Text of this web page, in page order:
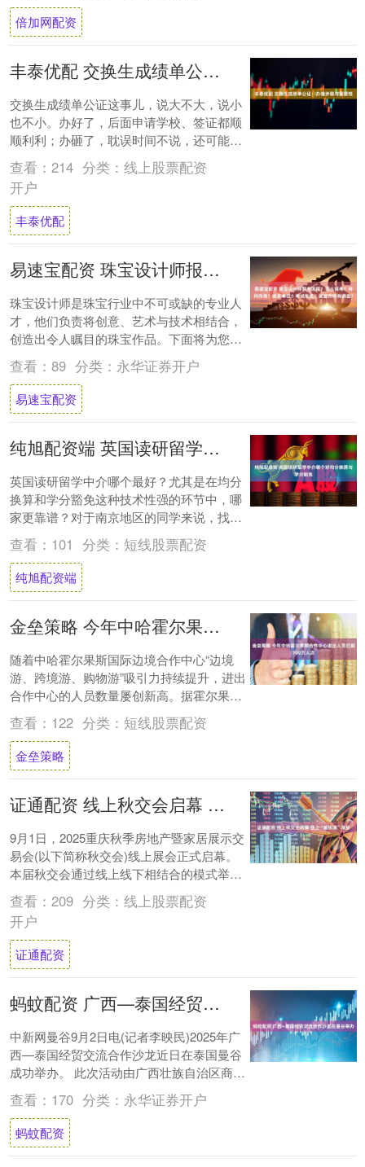
倍加网配资
丰泰优配 交换生成绩单公证：办理步骤与重要性
交换生成绩单公证这事儿，说大不大，说小
也不小。办好了，后面申请学校、签证都顺
顺利利；办砸了，耽误时间不说，还可能影
响整个留学计划。别等到最后一刻才手忙脚
乱，提前....
查看： 214 分类： 线上股票配资
开户
丰泰优配
易速宝配资 珠宝设计师报考流程？怎么报考？有何作用？颁发单位？考试形式？就业方向有哪些？
珠宝设计师是珠宝行业中不可或缺的专业人
才，他们负责将创意、艺术与技术相结合，
创造出令人瞩目的珠宝作品。下面将为您详
细解析珠宝设计师的考证过程，包括报考条
件、考试....
查看： 89 分类： 永华证券开户
易速宝配资
纯旭配资端 英国读研留学中介哪个好均分换算与学分豁免
英国读研留学中介哪个最好？尤其是在均分
换算和学分豁免这种技术性强的环节中，哪
家更靠谱？对于南京地区的同学来说，找个
专业的中介真是太头疼了，毕竟均分换算牵
扯到国内....
查看： 101 分类： 短线股票配资
纯旭配资端
金垒策略 今年中哈霍尔果斯合作中心进出人员已超700万人次
随着中哈霍尔果斯国际边境合作中心“边境
游、跨境游、购物游”吸引力持续提升，进出
合作中心的人员数量屡创新高。据霍尔果斯
出入境边防检查站统计数据显示，截至8月
31日....
查看： 122 分类： 短线股票配资
金垒策略
证通配资 线上秋交会启幕 快上“渝房通”淘房
9月1日，2025重庆秋季房地产暨家居展示交
易会(以下简称秋交会)线上展会正式启幕。
本届秋交会通过线上线下相结合的模式举
行，线上秋交会于9月1日在微信小程
序“渝....
查看： 209 分类： 线上股票配资
开户
证通配资
蚂蚊配资 广西—泰国经贸交流合作沙龙在曼谷举办
中新网曼谷9月2日电(记者李映民)2025年广
西—泰国经贸交流合作沙龙近日在泰国曼谷
成功举办。 此次活动由广西壮族自治区商务
厅、泰中科学与技术协会主办，中国—东....
查看： 170 分类： 永华证券开户
蚂蚊配资